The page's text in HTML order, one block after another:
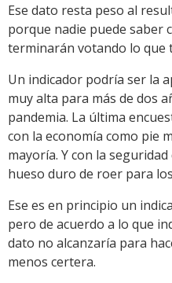
Ese dato resta peso al
porque nadie puede saber
terminarán votando lo que
Un indicador podría ser la
muy alta para más de dos
pandemia. La última
con la economía como pie
mayoría. Y con la
hueso duro de roer para
Ese es en principio un
pero de acuerdo a lo que
dato no alcanzaría para
menos certera.